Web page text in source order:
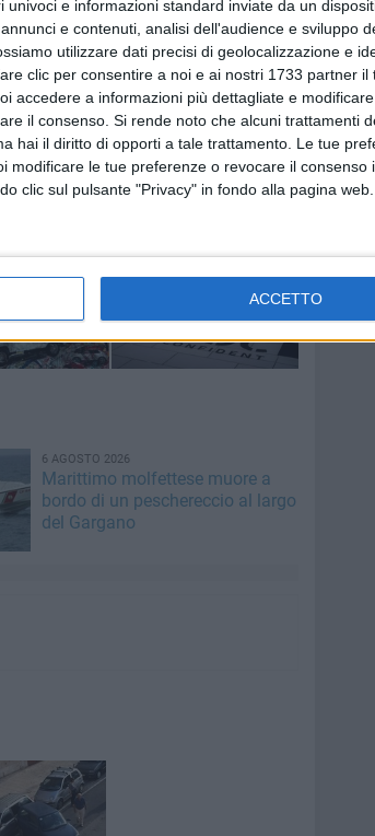
e informazioni standard inviate da un
e contenuti, analisi dell'audience e sviluppo
utilizzare dati precisi di geolocalizzazione e
clic per consentire a noi e ai nostri 1733 partner il
accedere a informazioni più dettagliate e
il consenso. Si rende noto che alcuni trattamenti
hai il diritto di opporti a tale trattamento. Le tue
modificare le tue preferenze o revocare il consenso
clic sul pulsante "Privacy" in fondo alla pagina web.
ACCETTO
durante la serata di presentazione e
per rendere attrattivo il
al mondo della musica,
Nino Battista.
6 AGOSTO 2026
Marittimo molfettese muore a
bordo di un peschereccio al largo
del Gargano